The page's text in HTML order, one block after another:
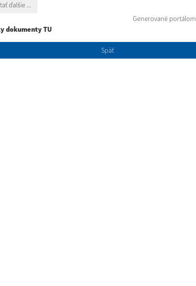
ďalšie ...
Generované portálom
dokumenty TU
Späť